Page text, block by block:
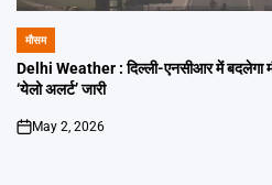
POSTED
IN
मौसम
Delhi Weather : दिल्ली-एनसीआर में बदलेगा
‘येलो अलर्ट’ जारी
on
May 2, 2026